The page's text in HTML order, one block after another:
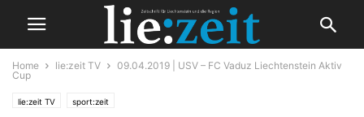
Home lie:zeit TV
09.04.2019 | USV – FC Vaduz Liechtenstein Aktiv
Cup
lie:zeit TV sport:zeit